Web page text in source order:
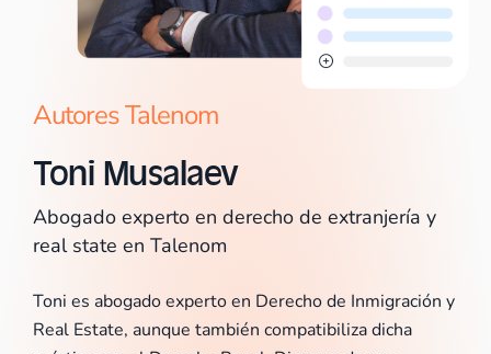
Autores Talenom
Toni Musalaev
Abogado experto en derecho de extranjería y
real state en Talenom
Toni es abogado experto en Derecho de Inmigración y
Real Estate, aunque también compatibiliza dicha